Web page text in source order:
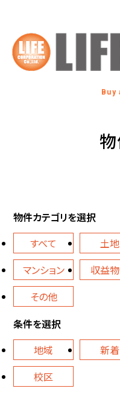
Buy
物件カテゴリを選択
すべて
土地
マンション
収益
その他
条件を選択
地域
新着
校区